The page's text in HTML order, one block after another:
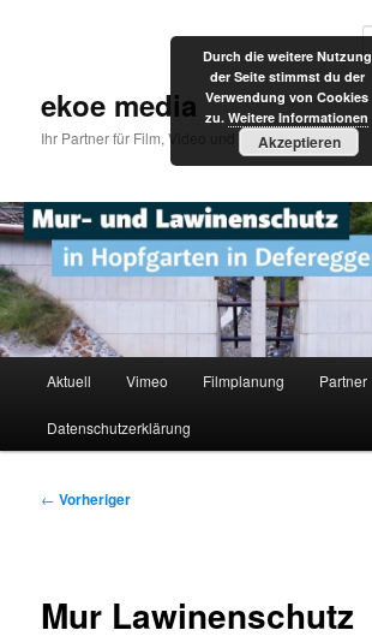
ekoe media
Ihr Partner für Film, Video und Internet
Aktuell Vimeo Filmplanung Partner
Datenschutzerklärung
Beitragsnavigation
← Vorheriger
Mur Lawinenschutz
Durch die weitere Nutzung
der Seite stimmst du der
Verwendung von Cookies
zu. Weitere Informationen
Akzeptieren